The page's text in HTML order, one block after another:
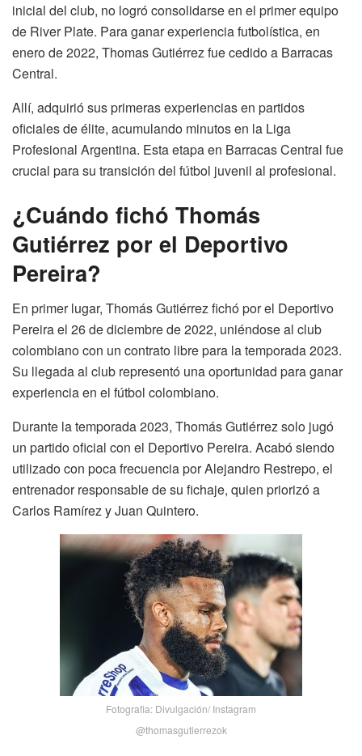
inicial del club, no logró consolidarse en el primer equipo
de River Plate. Para ganar experiencia futbolística, en
enero de 2022, Thomas Gutiérrez fue cedido a Barracas
Central.
Allí, adquirió sus primeras experiencias en partidos
oficiales de élite, acumulando minutos en la Liga
Profesional Argentina. Esta etapa en Barracas Central fue
crucial para su transición del fútbol juvenil al profesional.
¿Cuándo fichó Thomás
Gutiérrez por el Deportivo
Pereira?
En primer lugar, Thomás Gutiérrez fichó por el Deportivo
Pereira el 26 de diciembre de 2022, uniéndose al club
colombiano con un contrato libre para la temporada 2023.
Su llegada al club representó una oportunidad para ganar
experiencia en el fútbol colombiano.
Durante la temporada 2023, Thomás Gutiérrez solo jugó
un partido oficial con el Deportivo Pereira. Acabó siendo
utilizado con poca frecuencia por Alejandro Restrepo, el
entrenador responsable de su fichaje, quien priorizó a
Carlos Ramírez y Juan Quintero.
Fotografia: Divulgación/ Instagram
@thomasgutierrezok